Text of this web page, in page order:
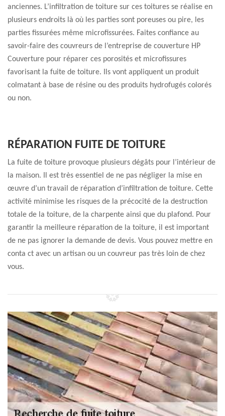
anciennes. L’infiltration de toiture sur ces toitures se réalise en
plusieurs endroits là où les parties sont poreuses ou pire, les
parties fissurées même microfissurées. Faites confiance au
savoir-faire des couvreurs de l’entreprise de couverture HP
Couverture pour réparer ces porosités et microfissures
favorisant la fuite de toiture. Ils vont appliquent un produit
colmatant à base de résine ou des produits hydrofugés colorés
ou non.
RÉPARATION FUITE DE TOITURE
La fuite de toiture provoque plusieurs dégâts pour l’intérieur de
la maison. Il est très essentiel de ne pas négliger la mise en
œuvre d’un travail de réparation d’infiltration de toiture. Cette
activité minimise les risques de la précocité de la destruction
totale de la toiture, de la charpente ainsi que du plafond. Pour
garantir la meilleure réparation de la toiture, il est important
de ne pas ignorer la demande de devis. Vous pouvez mettre en
conta ct avec un artisan ou un couvreur pas très loin de chez
vous.